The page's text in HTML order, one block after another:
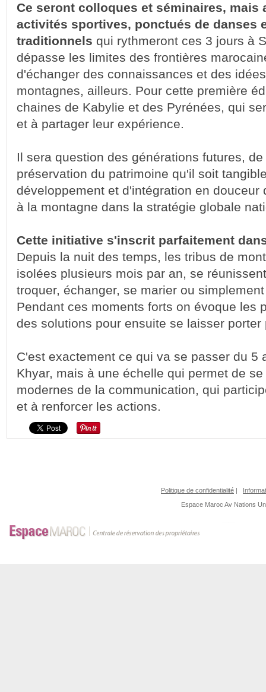
Ce seront colloques et séminaires, mais
activités sportives, ponctués de danses
traditionnels qui rythmeront ces 3 jours à
dépasse les limites des frontières
d'échanger des connaissances et des
montagnes, ailleurs. Pour cette première
chaines de Kabylie et des Pyrénées, qui
et à partager leur expérience.
Il sera question des générations futures,
préservation du patrimoine qu'il soit
développement et d'intégration en douceur
à la montagne dans la stratégie globale
Cette initiative s'inscrit parfaitement
Depuis la nuit des temps, les tribus de
isolées plusieurs mois par an, se
troquer, échanger, se marier ou
Pendant ces moments forts on évoque les
des solutions pour ensuite se laisser porter
C'est exactement ce qui va se passer du 5
Khyar, mais à une échelle qui permet de
modernes de la communication, qui
et à renforcer les actions.
Politique de confidentialité |
Espace Maroc Av Nations